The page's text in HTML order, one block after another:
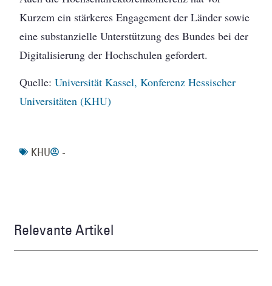
Kurzem ein stärkeres Engagement der Länder sowie
eine substanzielle Unterstützung des Bundes bei der
Digitalisierung der Hochschulen gefordert.
Quelle:Universität Kassel, Konferenz Hessischer
Universitäten (KHU)
KHU -
Relevante Artikel